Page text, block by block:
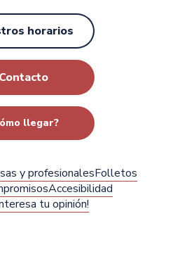
horarios
Contacto
llegar?
y profesionalesFolletos
Accesibilidad
tu opinión!